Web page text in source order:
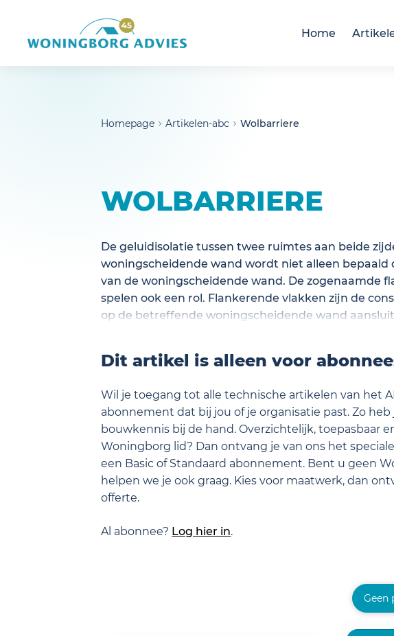
Home
Homepage Artikelen-abc Wolbarriere
WOLBARRIERE
De geluidisolatie tussen twee ruimtes aan beide
woningscheidende wand wordt niet alleen bepaald
van de woningscheidende wand. De zogenaamde
spelen ook een rol. Flankerende vlakken zijn de
op de betreffende woningscheidende wand
Dit artikel is alleen voor
Wil je toegang tot alle technische artikelen van het
abonnement dat bij jou of je organisatie past. Zo
bouwkennis bij de hand. Overzichtelijk, toepasbaar
Woningborg lid? Dan ontvang je van ons het
een Basic of Standaard abonnement. Bent u geen
helpen we je ook graag. Kies voor maatwerk, dan
offerte.
Al abonnee? Log hier in.
Geen